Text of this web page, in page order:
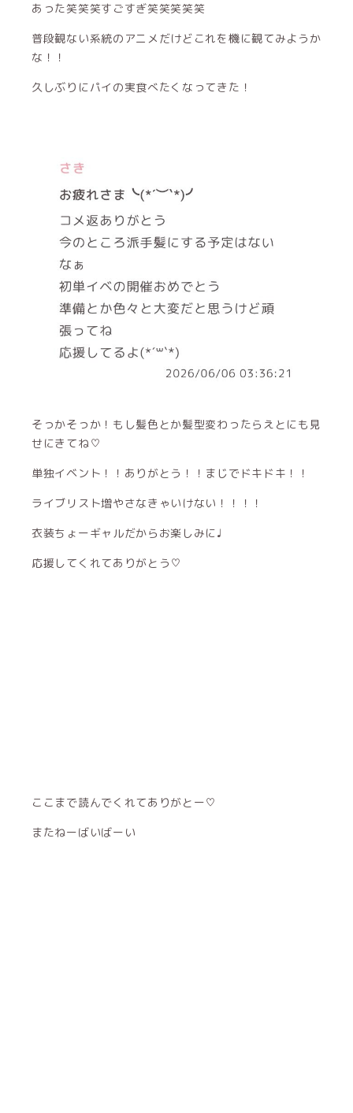
あった笑笑笑すごすぎ笑笑笑笑笑
普段観ない系統のアニメだけどこれを機に観てみようか
な！！
久しぶりにパイの実食べたくなってきた！
そっかそっか！もし髪色とか髪型変わったらえとにも見
せにきてね♡
単独イベント！！ありがとう！！まじでドキドキ！！
ライブリスト増やさなきゃいけない！！！！
衣装ちょーギャルだからお楽しみに♩
応援してくれてありがとう♡
ここまで読んでくれてありがとー♡
またねーばいばーい